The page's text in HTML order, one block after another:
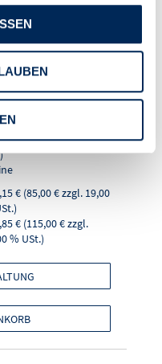
3"
Egle
(10:00 - 11:30
€ (85,00 € zzgl. 19,00
€ (115,00 € zzgl.
% USt.)